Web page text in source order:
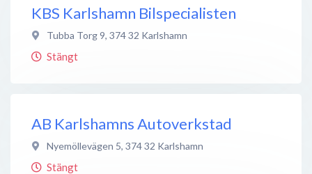
KBS Karlshamn Bilspecialisten
Tubba Torg 9, 374 32 Karlshamn
Stängt
AB Karlshamns Autoverkstad
Nyemöllevägen 5, 374 32 Karlshamn
Stängt